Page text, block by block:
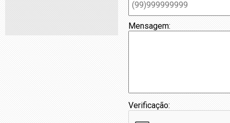
Mensagem:
Verificação: